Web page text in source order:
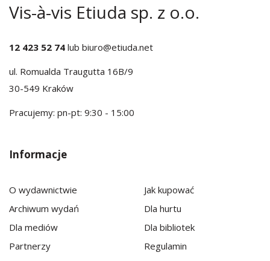
Vis-à-vis Etiuda sp. z o.o.
12 423 52 74 lub biuro@etiuda.net
ul. Romualda Traugutta 16B/9
30-549 Kraków
Pracujemy: pn-pt: 9:30 - 15:00
Informacje
O wydawnictwie
Archiwum wydań
Dla mediów
Partnerzy
Jak kupować
Dla hurtu
Dla bibliotek
Regulamin